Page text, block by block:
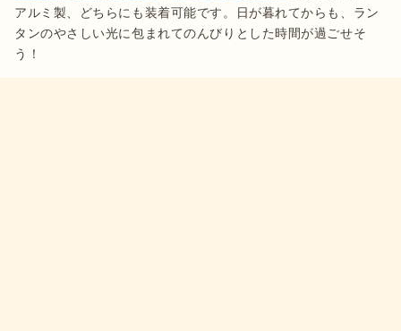
アルミ製、どちらにも装着可能です。日が暮れてからも、ラン
タンのやさしい光に包まれてのんびりとした時間が過ごせそ
う！